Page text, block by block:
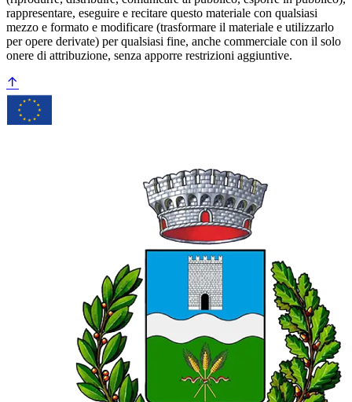
rappresentare, eseguire e recitare questo materiale con qualsiasi
mezzo e formato e modificare (trasformare il materiale e utilizzarlo
per opere derivate) per qualsiasi fine, anche commerciale con il solo
onere di attribuzione, senza apporre restrizioni aggiuntive.